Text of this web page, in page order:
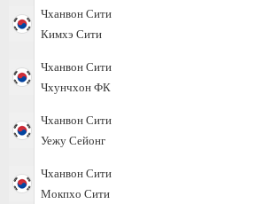
Чханвон Сити
Кимхэ Сити
Чханвон Сити
Чхунчхон ФК
Чханвон Сити
Уежу Сейонг
Чханвон Сити
Мокпхо Сити